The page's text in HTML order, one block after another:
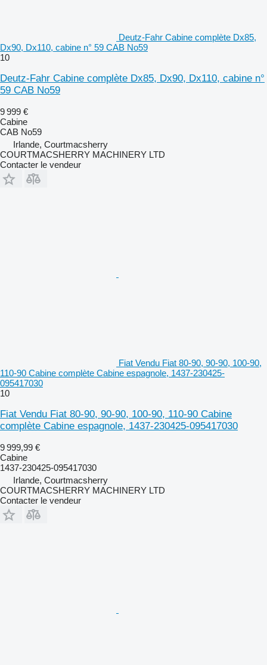
Deutz-Fahr Cabine complète Dx85,
Dx90, Dx110, cabine n° 59 CAB No59
10
Deutz-Fahr Cabine complète Dx85, Dx90, Dx110, cabine n°
59 CAB No59
9 999 €
Cabine
CAB No59
Irlande, Courtmacsherry
COURTMACSHERRY MACHINERY LTD
Contacter le vendeur
Fiat Vendu Fiat 80-90, 90-90, 100-90,
110-90 Cabine complète Cabine espagnole, 1437-230425-
095417030
10
Fiat Vendu Fiat 80-90, 90-90, 100-90, 110-90 Cabine
complète Cabine espagnole, 1437-230425-095417030
9 999,99 €
Cabine
1437-230425-095417030
Irlande, Courtmacsherry
COURTMACSHERRY MACHINERY LTD
Contacter le vendeur